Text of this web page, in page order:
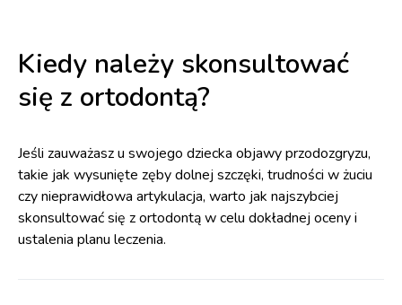
Kiedy należy skonsultować
się z ortodontą?
Jeśli zauważasz u swojego dziecka objawy przodozgryzu,
takie jak wysunięte zęby dolnej szczęki, trudności w żuciu
czy nieprawidłowa artykulacja, warto jak najszybciej
skonsultować się z ortodontą w celu dokładnej oceny i
ustalenia planu leczenia.